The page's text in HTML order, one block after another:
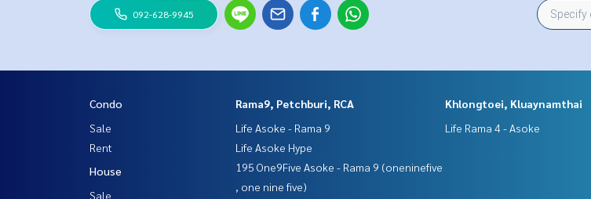
092-628-9945
Condo
Sale
Rent
House
Sale
Rama9, Petchburi, RCA
Life Asoke - Rama 9
Life Asoke Hype
195 One9Five Asoke - Rama 9 (oneninefive
, one nine five)
Khlongtoei, Kluaynamthai
Life Rama 4 - Asoke